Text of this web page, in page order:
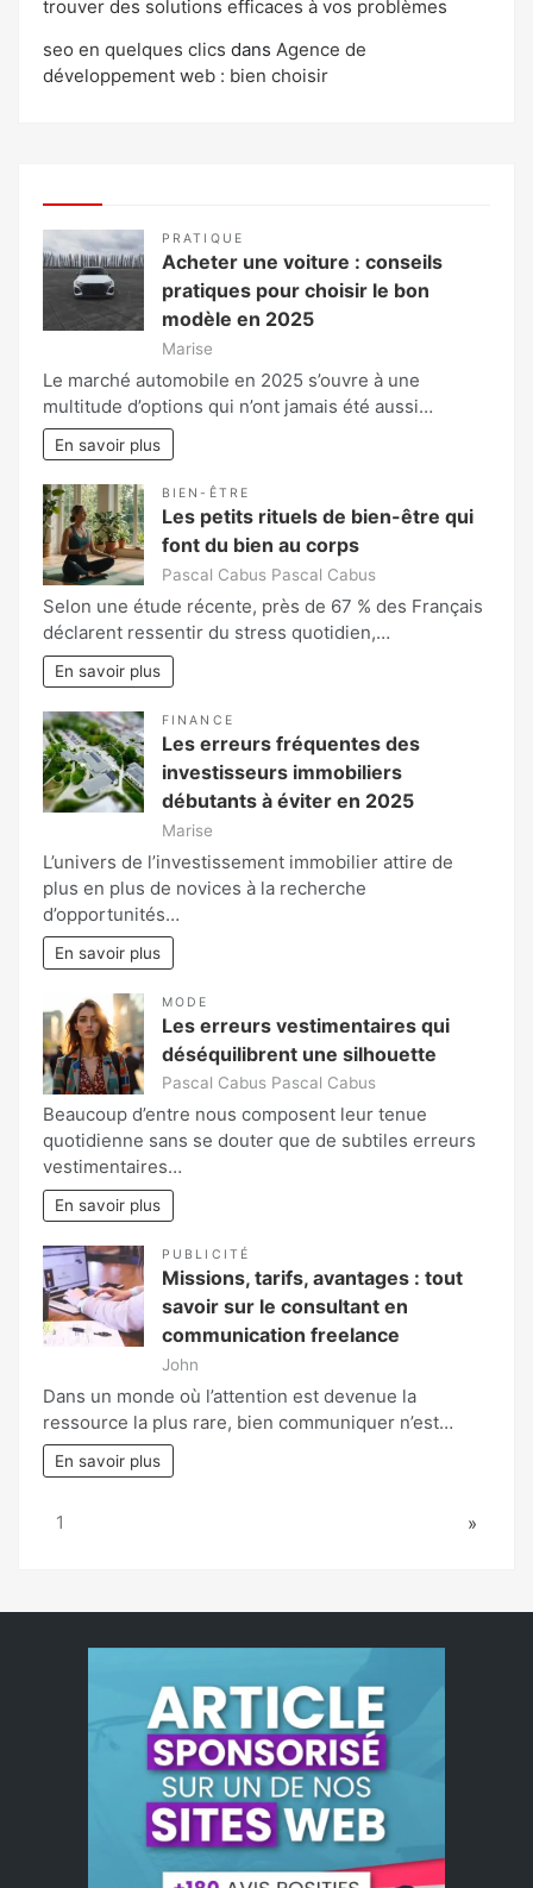
trouver des solutions efficaces à vos problèmes
seo en quelques clics dans Agence de
développement web : bien choisir
PRATIQUE
Acheter une voiture : conseils
pratiques pour choisir le bon
modèle en 2025
Marise
Le marché automobile en 2025 s’ouvre à une
multitude d’options qui n’ont jamais été aussi…
En savoir plus
BIEN-ÊTRE
Les petits rituels de bien-être qui
font du bien au corps
Pascal Cabus Pascal Cabus
Selon une étude récente, près de 67 % des Français
déclarent ressentir du stress quotidien,…
En savoir plus
FINANCE
Les erreurs fréquentes des
investisseurs immobiliers
débutants à éviter en 2025
Marise
L’univers de l’investissement immobilier attire de
plus en plus de novices à la recherche
d’opportunités…
En savoir plus
MODE
Les erreurs vestimentaires qui
déséquilibrent une silhouette
Pascal Cabus Pascal Cabus
Beaucoup d’entre nous composent leur tenue
quotidienne sans se douter que de subtiles erreurs
vestimentaires…
En savoir plus
PUBLICITÉ
Missions, tarifs, avantages : tout
savoir sur le consultant en
communication freelance
John
Dans un monde où l’attention est devenue la
ressource la plus rare, bien communiquer n’est…
En savoir plus
Page:
1 Next
»